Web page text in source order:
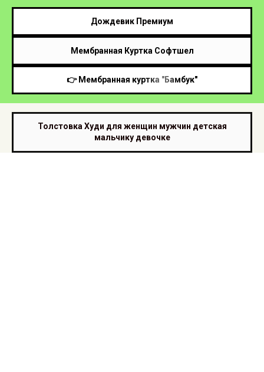
Дождевик Премиум
Мембранная Куртка Софтшел
👉 Мембранная куртка "Бамбук"
Толстовка Худи для женщин мужчин детская
мальчику девочке